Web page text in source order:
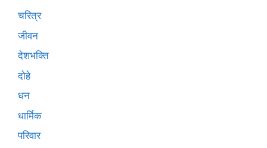
चरित्र
जीवन
देशभक्ति
दोहे
धन
धार्मिक
परिवार